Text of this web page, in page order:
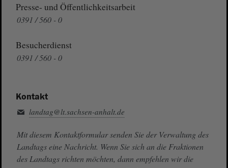
Presse- und Öffentlichkeitsarbeit
0391 / 560 - 0
Besucherdienst
0391 / 560 - 0
Kontakt
landtag@lt.sachsen-anhalt.de
Mit diesem Kontaktformular senden Sie der Verwaltung des
Landtags eine Nachricht. Wenn Sie sich an die Fraktionen
des Landtags richten möchten, dann empfehlen wir die